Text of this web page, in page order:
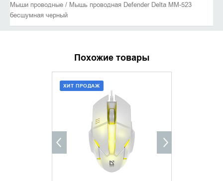
Мыши проводные / Мышь проводная Defender Delta MM-523
бесшумная черный
Похожие товары
ХИТ ПРОДАЖ
ДОБАВИТЬ В КОРЗИНУ
КУПИТЬ В 1 КЛИК